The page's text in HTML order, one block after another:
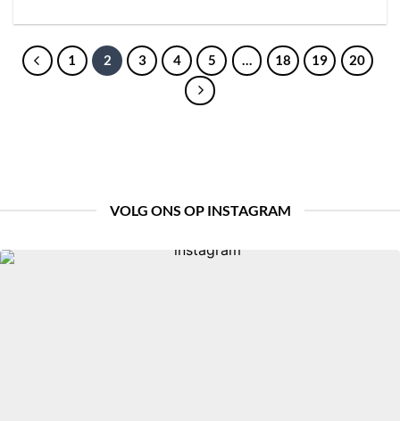
1 2 3 4 5 … 18 19 20
VOLG ONS OP INSTAGRAM